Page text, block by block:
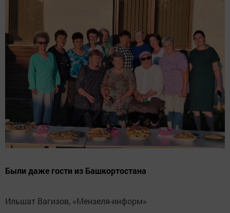
Были даже гости из Башкортостана
Ильшат Вагизов, «Мензеля-информ»